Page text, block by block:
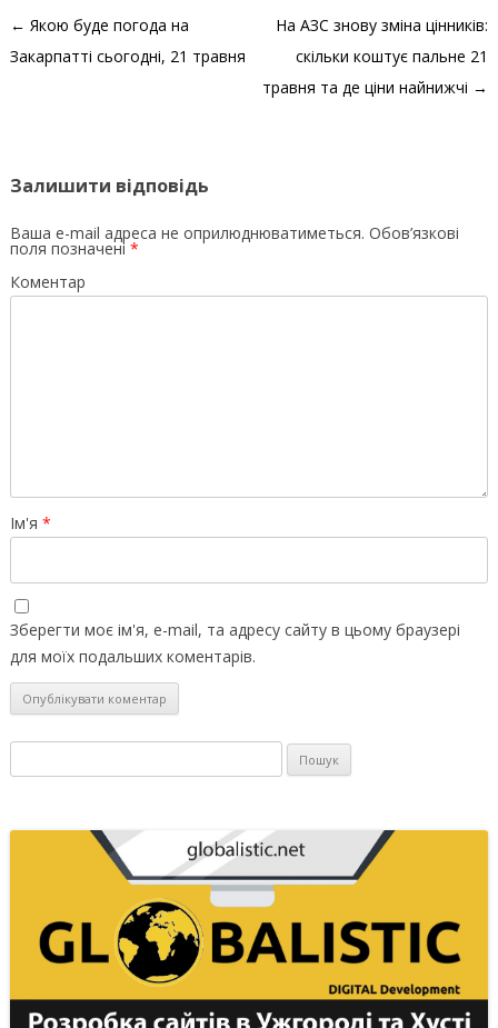
Навігація по запису
← Якою буде погода на
Закарпатті сьогодні, 21 травня
На АЗС знову зміна цінників:
скільки коштує пальне 21
травня та де ціни найнижчі →
Залишити відповідь
Ваша e-mail адреса не оприлюднюватиметься. Обов’язкові
поля позначені *
Коментар
Ім'я *
Зберегти моє ім'я, e-mail, та адресу сайту в цьому браузері
для моїх подальших коментарів.